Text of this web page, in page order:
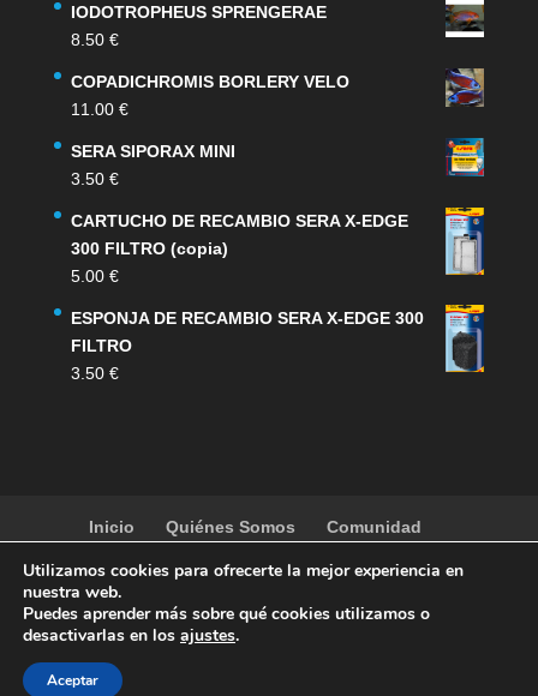
original
159.00 €.
actual
132.00 €.
IODOTROPHEUS SPRENGERAE
8.50 €
COPADICHROMIS BORLERY VELO
11.00 €
SERA SIPORAX MINI
3.50 €
CARTUCHO DE RECAMBIO SERA X-EDGE
300 FILTRO (copia)
5.00 €
ESPONJA DE RECAMBIO SERA X-EDGE 300
FILTRO
3.50 €
Inicio Quiénes Somos
Comunidad
Contacto
Tienda
Utilizamos cookies para ofrecerte la mejor experiencia en
nuestra web.
Puedes aprender más sobre qué cookies utilizamos o
desactivarlas en los ajustes.
Aceptar